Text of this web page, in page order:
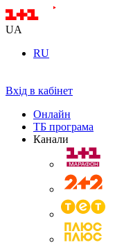
UA
RU
Вхід в кабінет
Онлайн
ТБ програма
Канали